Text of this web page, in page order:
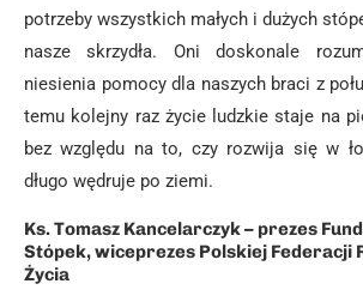
potrzeby wszystkich małych i dużych
nasze skrzydła. Oni doskonale
niesienia pomocy dla naszych braci z
temu kolejny raz życie ludzkie staje na
bez względu na to, czy rozwija się w
długo wędruje po ziemi.
Ks. Tomasz Kancelarczyk – prezes
Stópek, wiceprezes Polskiej Federacji
Życia